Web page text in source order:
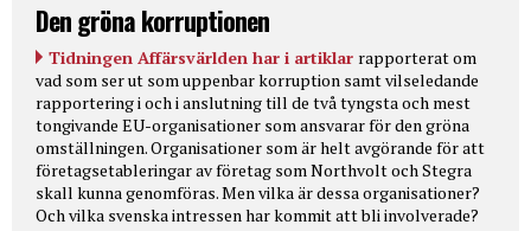
Den gröna korruptionen
Tidningen Affärsvärlden har i artiklar rapporterat om
vad som ser ut som uppenbar korruption samt vilseledande
rapportering i och i anslutning till de två tyngsta och mest
tongivande EU-organisationer som ansvarar för den gröna
omställningen. Organisationer som är helt avgörande för att
företagsetableringar av företag som Northvolt och Stegra
skall kunna genomföras. Men vilka är dessa organisationer?
Och vilka svenska intressen har kommit att bli involverade?